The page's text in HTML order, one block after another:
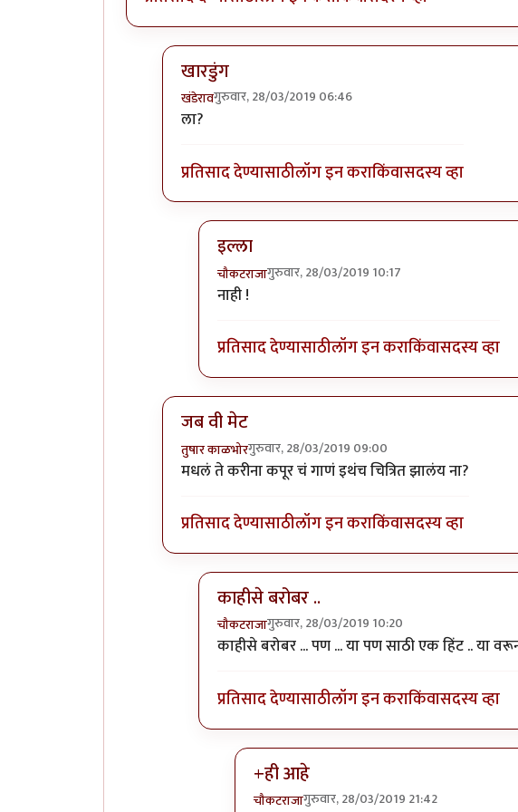
खारडुंग
खंडेरावगुरुवार, 28/03/2019 06:46
In reply to
ला?
प्रतिसाद देण्यासाठीलॉग इन कराकिंवासदस्य व्हा
इल्ला
चौकटराजागुरुवार, 28/03/2019 10:17
In reply to
नाही !
प्रतिसाद देण्यासाठीलॉग इन कराकिंवासदस्य व्हा
जब वी मेट
तुषार काळभोरगुरुवार, 28/03/2019 09:00
In reply to??byचौकटराजा
मधलं ते करीना कपूर चं गाणं इथंच चित्रित झालंय ना?
प्रतिसाद देण्यासाठीलॉग इन कराकिंवासदस्य व्हा
काहीसे बरोबर ..
चौकटराजागुरुवार, 28/03/2019 10:20
In reply toजब वी मेटbyतुषार काळभोर
काहीसे बरोबर ... पण ... या पण साठी एक हिंट .. या
प्रतिसाद देण्यासाठीलॉग इन कराकिंवासदस्य व्हा
+ही आहे
चौकटराजागुरुवार, 28/03/2019 21:42